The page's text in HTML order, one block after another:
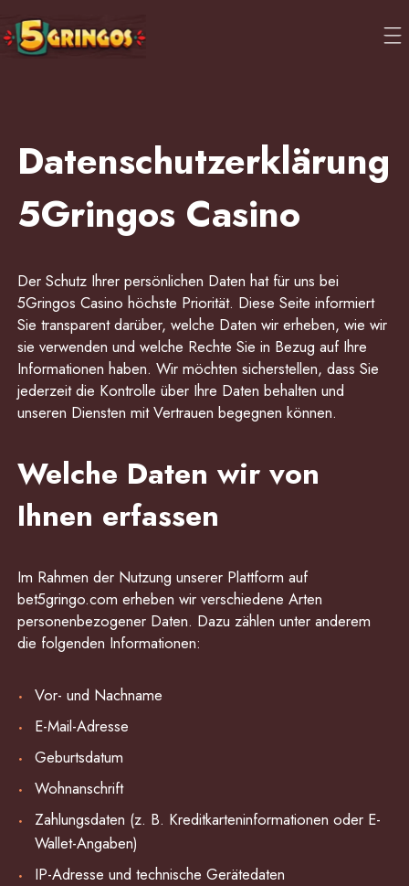
Datenschutzerklärung
5Gringos Casino
Der Schutz Ihrer persönlichen Daten hat für uns bei
5Gringos Casino höchste Priorität. Diese Seite informiert
Sie transparent darüber, welche Daten wir erheben, wie wir
sie verwenden und welche Rechte Sie in Bezug auf Ihre
Informationen haben. Wir möchten sicherstellen, dass Sie
jederzeit die Kontrolle über Ihre Daten behalten und
unseren Diensten mit Vertrauen begegnen können.
Welche Daten wir von
Ihnen erfassen
Im Rahmen der Nutzung unserer Plattform auf
bet5gringo.com erheben wir verschiedene Arten
personenbezogener Daten. Dazu zählen unter anderem
die folgenden Informationen:
Vor- und Nachname
E-Mail-Adresse
Geburtsdatum
Wohnanschrift
Zahlungsdaten (z. B. Kreditkarteninformationen oder E-
Wallet-Angaben)
IP-Adresse und technische Gerätedaten